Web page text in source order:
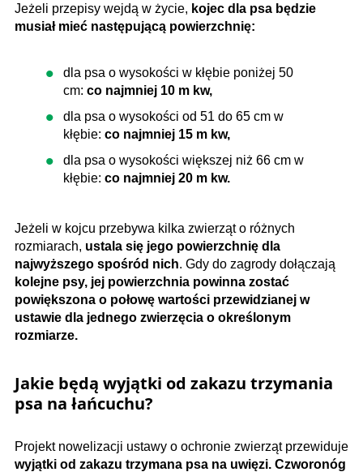
Jeżeli przepisy wejdą w życie, kojec dla psa będzie
musiał mieć następującą powierzchnię:
dla psa o wysokości w kłębie poniżej 50
cm: co najmniej 10 m kw,
dla psa o wysokości od 51 do 65 cm w
kłębie: co najmniej 15 m kw,
dla psa o wysokości większej niż 66 cm w
kłębie: co najmniej 20 m kw.
Jeżeli w kojcu przebywa kilka zwierząt o różnych
rozmiarach, ustala się jego powierzchnię dla
najwyższego spośród nich. Gdy do zagrody dołączają
kolejne psy, jej powierzchnia powinna zostać
powiększona o połowę wartości przewidzianej w
ustawie dla jednego zwierzęcia o określonym
rozmiarze.
Jakie będą wyjątki od zakazu trzymania
psa na łańcuchu?
Projekt nowelizacji ustawy o ochronie zwierząt przewiduje
wyjątki od zakazu trzymana psa na uwięzi. Czworonóg